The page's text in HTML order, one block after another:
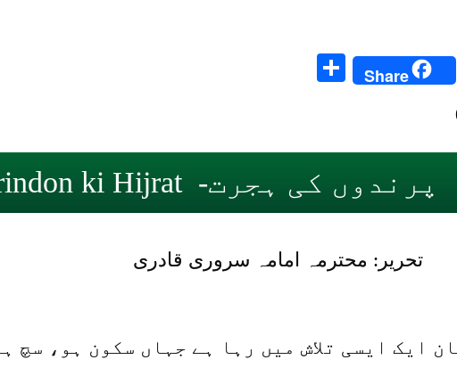
Threads
Share
پرندوں کی ہجرت- Parindon ki Hijrat
امامہ سروری قادری
ایک ایسی تلاش میں رہا ہے جہاں سکون ہو، سچ